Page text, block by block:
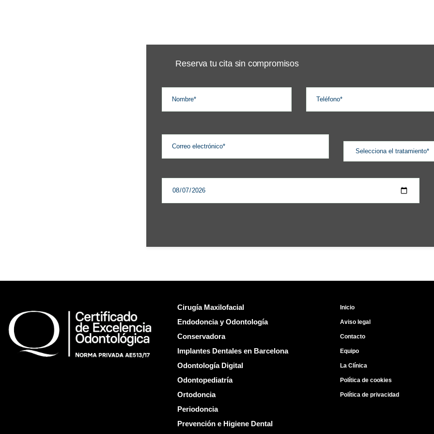
Reserva tu cita sin compromisos
Cirugía Maxilofacial
Endodoncia y Odontología
Conservadora
Implantes Dentales en Barcelona
Odontología Digital
Odontopediatría
Ortodoncia
Periodoncia
Prevención e Higiene Dental
Inicio
Aviso legal
Contacto
Equipo
La Clínica
Política de cookies
Política de privacidad